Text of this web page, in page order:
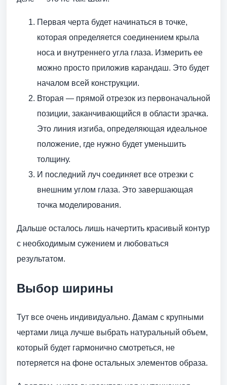
Первая черта будет начинаться в точке,
которая определяется соединением крыла
носа и внутреннего угла глаза. Измерить ее
можно просто приложив карандаш. Это будет
началом всей конструкции.
Вторая — прямой отрезок из первоначальной
позиции, заканчивающийся в области зрачка.
Это линия изгиба, определяющая идеальное
положение, где нужно будет уменьшить
толщину.
И последний луч соединяет все отрезки с
внешним углом глаза. Это завершающая
точка моделирования.
Дальше осталось лишь начертить красивый контур
с необходимым сужением и любоваться
результатом.
Выбор ширины
Тут все очень индивидуально. Дамам с крупными
чертами лица лучше выбрать натуральный объем,
который будет гармонично смотреться, не
потеряется на фоне остальных элементов образа.